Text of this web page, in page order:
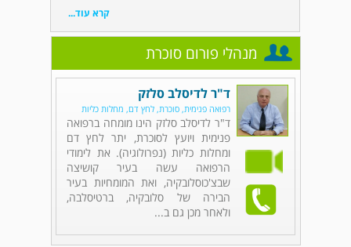
קרא עוד...
מנהלי פורום סוכרת
ד"ר לדיסלב סלזק
רפואה פנימית, סוכרת, לחץ דם, מחלות כליות
ד"ר לדיסלב סלזק הינו מומחה ברפואה
פנימית ויועץ לסוכרת, יתר לחץ דם
ומחלות כליות (נפרולוגיה). את לימודי
הרפואה עשה בעיר קושיצה
שבצ'כוסלובקיה, ואת המומחיות בעיר
הבירה של סלובקיה, ברטיסלבה,
ולאחר מכן גם ב...